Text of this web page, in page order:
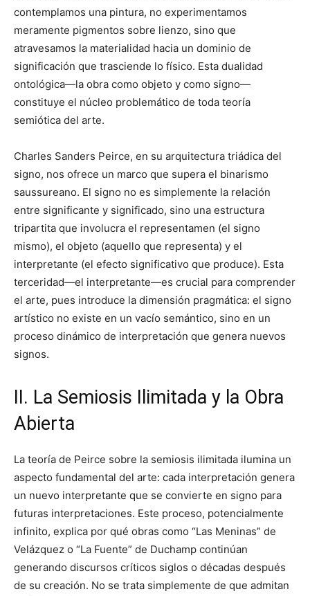
contemplamos una pintura, no experimentamos
meramente pigmentos sobre lienzo, sino que
atravesamos la materialidad hacia un dominio de
significación que trasciende lo físico. Esta dualidad
ontológica—la obra como objeto y como signo—
constituye el núcleo problemático de toda teoría
semiótica del arte.
Charles Sanders Peirce, en su arquitectura triádica del
signo, nos ofrece un marco que supera el binarismo
saussureano. El signo no es simplemente la relación
entre significante y significado, sino una estructura
tripartita que involucra el representamen (el signo
mismo), el objeto (aquello que representa) y el
interpretante (el efecto significativo que produce). Esta
terceridad—el interpretante—es crucial para comprender
el arte, pues introduce la dimensión pragmática: el signo
artístico no existe en un vacío semántico, sino en un
proceso dinámico de interpretación que genera nuevos
signos.
II. La Semiosis Ilimitada y la Obra
Abierta
La teoría de Peirce sobre la semiosis ilimitada ilumina un
aspecto fundamental del arte: cada interpretación genera
un nuevo interpretante que se convierte en signo para
futuras interpretaciones. Este proceso, potencialmente
infinito, explica por qué obras como “Las Meninas” de
Velázquez o “La Fuente” de Duchamp continúan
generando discursos críticos siglos o décadas después
de su creación. No se trata simplemente de que admitan